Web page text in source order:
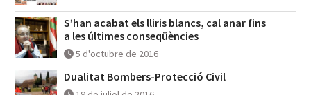
S’han acabat els lliris blancs, cal anar fins
a les últimes conseqüències
5 d'octubre de 2016
Dualitat Bombers-Protecció Civil